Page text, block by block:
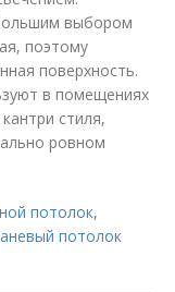
выбором
поэтому
поверхность.
в помещениях
стиля,
ровном
потолок,
потолок